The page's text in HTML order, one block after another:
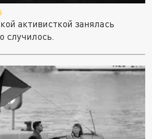
активисткой занялась
случилось.